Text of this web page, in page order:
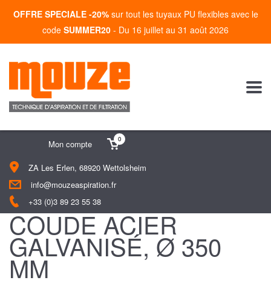
OFFRE SPECIALE -20% sur tout les tuyaux PU flexibles avec le
code SUMMER20 - Du 16 juillet au 31 août 2026
ZA Les Erlen, 68920 Wettolsheim
info@mouzeaspiration.fr
+33 (0)3 89 23 55 38
Mon compte 0
COUDE ACIER
GALVANISÉ, Ø 350
MM